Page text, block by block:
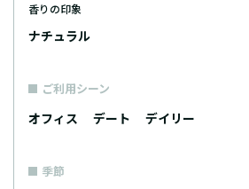
香りの印象
ナチュラル
ご利用シーン
オフィス デート デイリー
季節